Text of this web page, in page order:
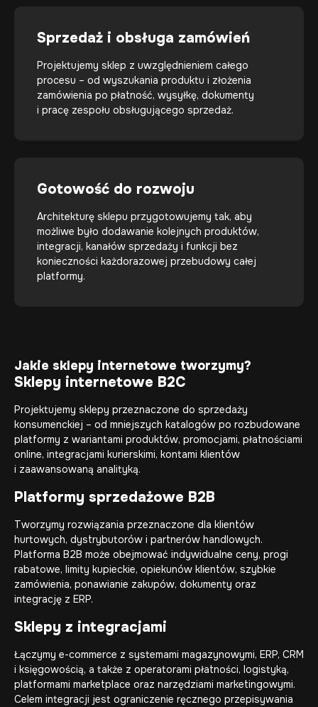
Sprzedaż i obsługa zamówień
Projektujemy sklep z uwzględnieniem całego
procesu – od wyszukania produktu i złożenia
zamówienia po płatność, wysyłkę, dokumenty
i pracę zespołu obsługującego sprzedaż.
Gotowość do rozwoju
Architekturę sklepu przygotowujemy tak, aby
możliwe było dodawanie kolejnych produktów,
integracji, kanałów sprzedaży i funkcji bez
konieczności każdorazowej przebudowy całej
platformy.
Jakie sklepy internetowe tworzymy?
Sklepy internetowe B2C
Projektujemy sklepy przeznaczone do sprzedaży
konsumenckiej – od mniejszych katalogów po rozbudowane
platformy z wariantami produktów, promocjami, płatnościami
online, integracjami kurierskimi, kontami klientów
i zaawansowaną analityką.
Platformy sprzedażowe B2B
Tworzymy rozwiązania przeznaczone dla klientów
hurtowych, dystrybutorów i partnerów handlowych.
Platforma B2B może obejmować indywidualne ceny, progi
rabatowe, limity kupieckie, opiekunów klientów, szybkie
zamówienia, ponawianie zakupów, dokumenty oraz
integrację z ERP.
Sklepy z integracjami
Łączymy e-commerce z systemami magazynowymi, ERP, CRM
i księgowością, a także z operatorami płatności, logistyką,
platformami marketplace oraz narzędziami marketingowymi.
Celem integracji jest ograniczenie ręcznego przepisywania